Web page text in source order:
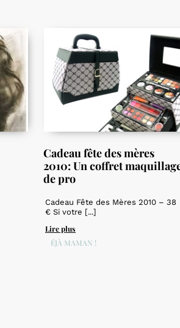
Cadeau fête des mères
2010: Un coffret
de pro
Cadeau Fête des Mères 2010 – 38
€ Si votre [...]
Lire plus
DÉJÀ MAMAN !